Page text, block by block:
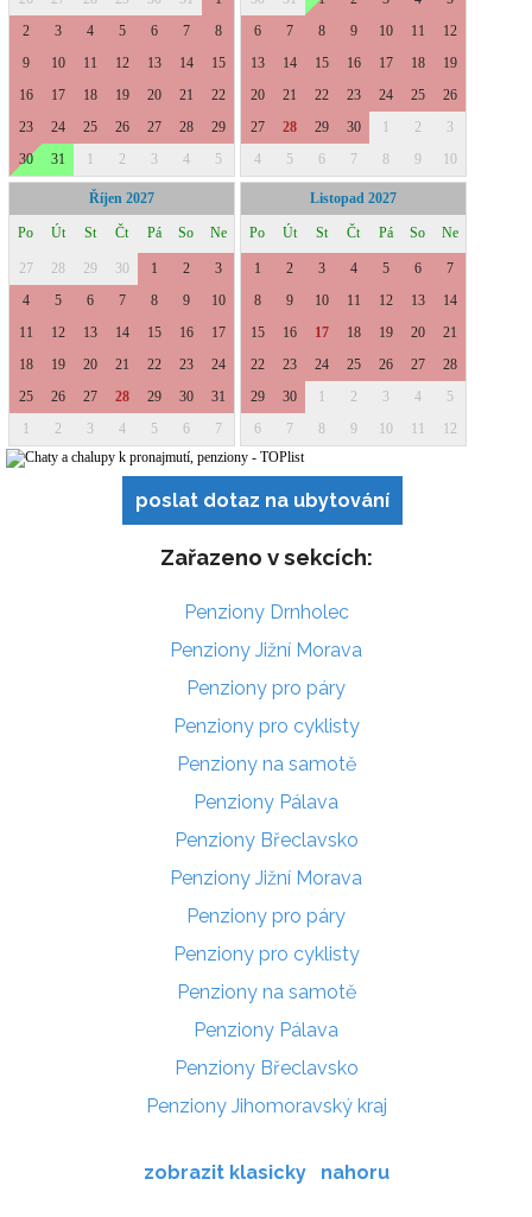
poslat dotaz na ubytování
Zařazeno v sekcích:
Penziony Drnholec
Penziony Jižní Morava
Penziony pro páry
Penziony pro cyklisty
Penziony na samotě
Penziony Pálava
Penziony Břeclavsko
Penziony Jižní Morava
Penziony pro páry
Penziony pro cyklisty
Penziony na samotě
Penziony Pálava
Penziony Břeclavsko
Penziony Jihomoravský kraj
zobrazit klasicky nahoru